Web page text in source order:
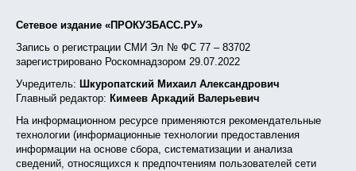
Сетевое издание «ПРОКУЗБАСС.РУ»
Запись о регистрации СМИ Эл № ФС 77 – 83702
зарегистрировано Роскомнадзором 29.07.2022
Учредитель: Шкуропатский Михаил Александрович
Главный редактор: Кимеев Аркадий Валерьевич
На информационном ресурсе применяются рекомендательные
технологии (информационные технологии предоставления
информации на основе сбора, систематизации и анализа
сведений, относящихся к предпочтениям пользователей сети